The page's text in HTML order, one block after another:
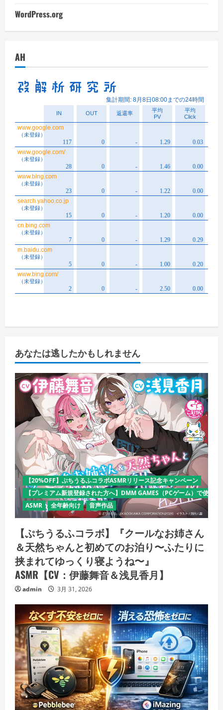
WordPress.org
AH
あなたは逃したかもしれません
【20%OFF】ぷちうるふコラボASMRリリース記念キャンペーン
【プレミアム新規登録された方へ】DMM GAMES（PCゲーム）で使え
ASMR
全年齢向け 音声作品
【ぷちうるふコラボ】『クールなお姉さん
＆天然ちゃんと初めてのお泊り〜ふたりに
挟まれてゆっくり寝ようね〜』
ASMR【CV：伊藤舞音＆浅見香月】
admin 3月 31, 2026